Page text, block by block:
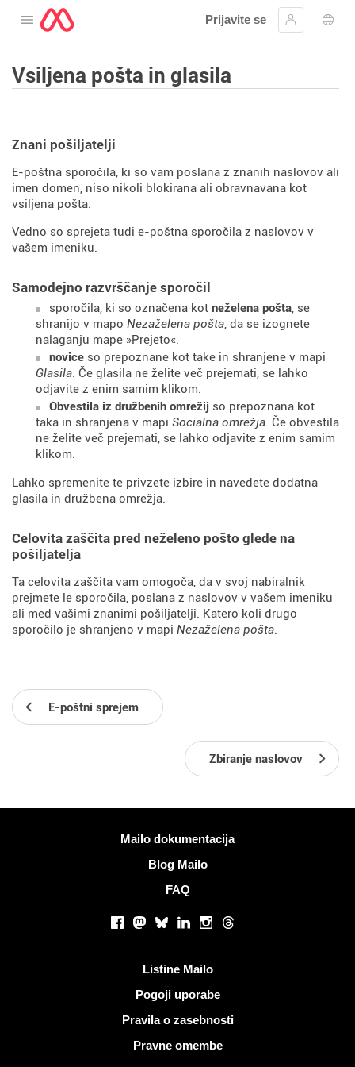
Odprite meni
Prijavite se
Vpis
Vsiljena pošta in glasila
Znani pošiljatelji
E-poštna sporočila, ki so vam poslana z znanih naslovov ali
imen domen, niso nikoli blokirana ali obravnavana kot
vsiljena pošta.
Vedno so sprejeta tudi e-poštna sporočila z naslovov v
vašem imeniku.
Samodejno razvrščanje sporočil
sporočila, ki so označena kot neželena pošta, se
shranijo v mapo Nezaželena pošta, da se izognete
nalaganju mape »Prejeto«.
novice so prepoznane kot take in shranjene v mapi
Glasila. Če glasila ne želite več prejemati, se lahko
odjavite z enim samim klikom.
Obvestila iz družbenih omrežij so prepoznana kot
taka in shranjena v mapi Socialna omrežja. Če obvestila
ne želite več prejemati, se lahko odjavite z enim samim
klikom.
Lahko spremenite te privzete izbire in navedete dodatna
glasila in družbena omrežja.
Celovita zaščita pred neželeno pošto glede na
pošiljatelja
Ta celovita zaščita vam omogoča, da v svoj nabiralnik
prejmete le sporočila, poslana z naslovov v vašem imeniku
ali med vašimi znanimi pošiljatelji. Katero koli drugo
sporočilo je shranjeno v mapi Nezaželena pošta.
E-poštni sprejem
Zbiranje naslovov
Mailo dokumentacija
Blog Mailo
FAQ
Facebook
Mastodon
BlueskyLinkedInInstagram
Threads
Listine Mailo
Pogoji uporabe
Pravila o zasebnosti
Pravne omembe